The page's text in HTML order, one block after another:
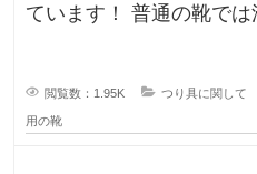
ています！ 普通の靴で
閲覧数：1.95K つり具に関して
用の靴